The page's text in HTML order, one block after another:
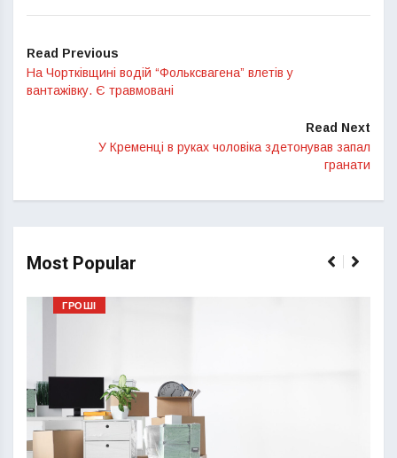
Read Previous
На Чортківщині водій “Фольксвагена” влетів у
вантажівку. Є травмовані
Read Next
У Кременці в руках чоловіка здетонував запал
гранати
Most Popular
ГРОШІ